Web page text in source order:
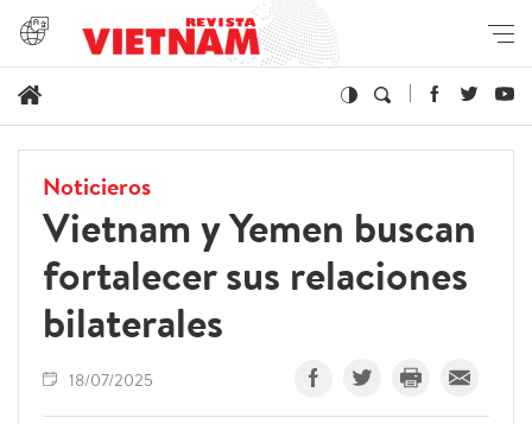
Noticieros
Vietnam y Yemen buscan
fortalecer sus relaciones
bilaterales
18/07/2025